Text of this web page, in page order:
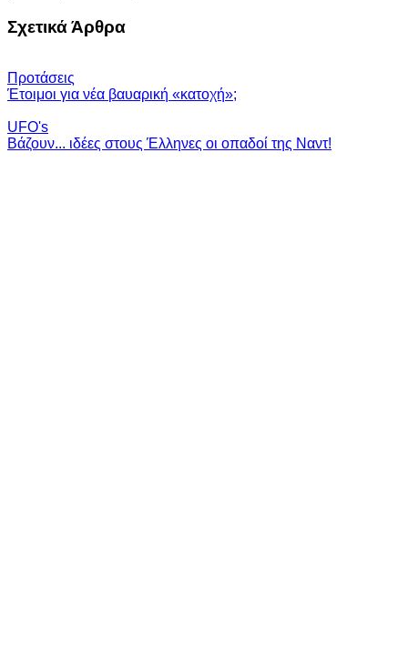
Σχετικά Άρθρα
Προτάσεις
Έτοιμοι για νέα βαυαρική «κατοχή»;
UFO's
Βάζουν... ιδέες στους Έλληνες οι οπαδοί της Ναντ!